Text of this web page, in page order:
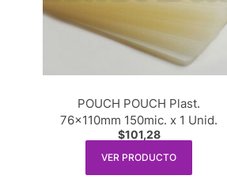
POUCH POUCH Plast.
76x110mm 150mic. x 1 Unid.
$101,28
VER PRODUCTO